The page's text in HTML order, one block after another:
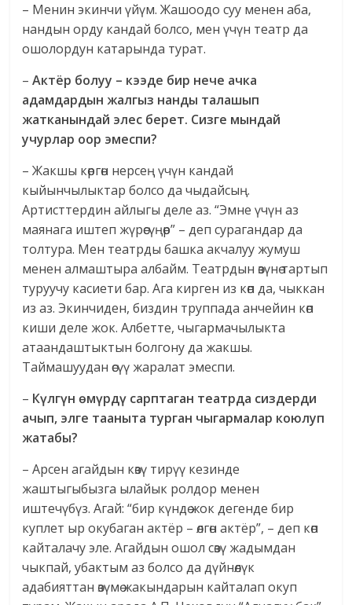
– Менин экинчи үйүм. Жашоодо суу менен аба,
нандын орду кандай болсо, мен үчүн театр да
ошолордун катарында турат.
–Актёр болуу – кээде бир нече ачка
адамдардын жалгыз нанды талашып
жатканындай элес берет. Сизге мындай
учурлар оор эмеспи?
– Жакшы көргөн нерсең үчүн кандай
кыйынчылыктар болсо да чыдайсың.
Артисттердин айлыгы деле аз. “Эмне үчүн аз
маянага иштеп жүрөсүңөр” – деп сурагандар да
толтура. Мен театрды башка акчалуу жумуш
менен алмаштыра албайм. Театрдын өзүнө тартып
туруучу касиети бар. Ага кирген из көп да, чыккан
из аз. Экинчиден, биздин труппада анчейин көп
киши деле жок. Албетте, чыгармачылыкта
атаандаштыктын болгону да жакшы.
Таймашуудан өсүү жаралат эмеспи.
– Күлгүн өмүрдү сарптаган театрда сиздерди
ачып, элге тааныта турган чыгармалар коюлуп
жатабы?
– Арсен агайдын көзү тирүү кезинде
жаштыгыбызга ылайык ролдор менен
иштечүбүз. Агай: “бир күндө жок дегенде бир
куплет ыр окубаган актёр – өлгөн актёр”, – деп көп
кайталачу эле. Агайдын ошол сөзү жадымдан
чыкпай, убактым аз болсо да дүйнөлүк
адабияттан өзүмө жакындарын кайталап окуп